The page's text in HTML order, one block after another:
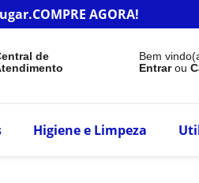
AGORA!
de
Bem
Entrarou
Higiene e Limpeza